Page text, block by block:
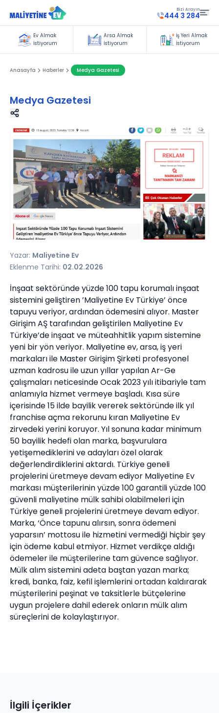
Bizi Arayın
444 3 284
Ev Almak
İstiyorum
Arsa Almak
İstiyorum
İş Yeri Almak
İstiyorum
Anasayfa Haberler Medya Gazetesi
Medya Gazetesi
Yazar: Maliyetine Ev
Eklenme Tarihi: 02.02.2026
İnşaat sektöründe yüzde 100 tapu korumalı inşaat
sistemini geliştiren ’Maliyetine Ev Türkiye’ önce
tapuyu veriyor, ardından ödemesini alıyor. Master
Girişim AŞ tarafından geliştirilen Maliyetine Ev
Türkiye’de inşaat ve müteahhitlik yapım sistemine
yeni bir yön veriyor. Maliyetine ev, arsa, iş yeri
markaları ile Master Girişim Şirketi profesyonel
uzman kadrosu ile uzun yıllar yapılan Ar-Ge
çalışmaları neticesinde Ocak 2023 yılı itibariyle tam
anlamıyla hizmet vermeye başladı. Kısa süre
içerisinde 15 ilde bayilik vererek sektöründe ilk yıl
franchise açma rekorunu kıran Maliyetine Ev
zirvedeki yerini koruyor. Yıl sonuna kadar minimum
50 bayilik hedefi olan marka, başvurulara
yetişemediklerini ve adayları özel olarak
değerlendirdiklerini aktardı. Türkiye geneli
projelerini üretmeye devam ediyor Maliyetine Ev
markası müşterilerinin yüzde 100 garantili yüzde 100
güvenli maliyetine mülk sahibi olabilmeleri için
Türkiye geneli projelerini üretmeye devam ediyor.
Marka, ‘Önce tapunu alırsın, sonra ödemeni
yaparsın’ mottosu ile hizmetini vermediği hiçbir şey
için ödeme kabul etmiyor. Hizmet verdikçe aldığı
ödemeler ile müşterilerine tam güvence sağlıyor.
Mülk alım sistemini adeta baştan yazan marka;
kredi, banka, faiz, kefil işlemlerini ortadan kaldırarak
müşterilerini peşinat ve taksitlerle bütçelerine
uygun projelere dahil ederek onların mülk alım
süreçlerini de kolaylaştırıyor.
İlgili İçerikler